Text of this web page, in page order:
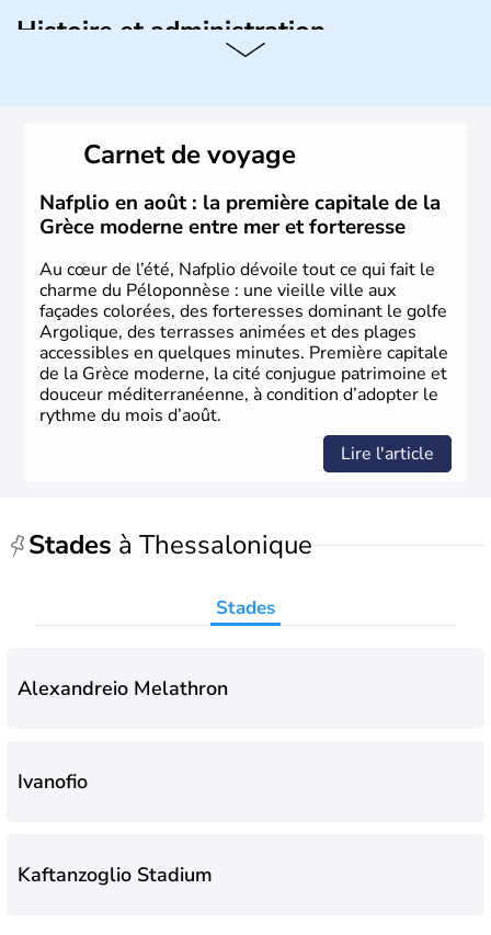
Histoire et administration
l'invention des Jeux Olympiques en 776 avant J.C. Le 25
mars 1820 sonne le début de la Guerre d'indépendance,
aujourd'hui date de la fête nationale grecque. La Grèce
est définitivement reconnue comme état indépendant à
partir de 1830.
Carnet de voyage
Nafplio en août : la première capitale de la
Grèce moderne entre mer et forteresse
Au cœur de l’été, Nafplio dévoile tout ce qui fait le
charme du Péloponnèse : une vieille ville aux
façades colorées, des forteresses dominant le golfe
Argolique, des terrasses animées et des plages
accessibles en quelques minutes. Première capitale
de la Grèce moderne, la cité conjugue patrimoine et
douceur méditerranéenne, à condition d’adopter le
rythme du mois d’août.
Lire l'article
Stades à Thessalonique
Stades
Alexandreio Melathron
Ivanofio
Kaftanzoglio Stadium